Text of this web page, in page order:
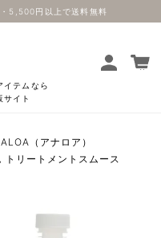
5,500円以上で送料無料
イテムなら
サイト
（アナロア）
トリートメントスムース